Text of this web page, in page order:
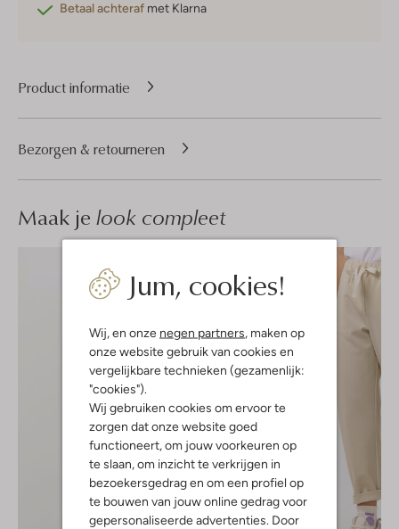
Jum, cookies!
Wij, en onze negen partners , maken op
onze website gebruik van cookies en
vergelijkbare technieken (gezamenlijk:
"cookies").
Wij gebruiken cookies om ervoor te
zorgen dat onze website goed
functioneert, om jouw voorkeuren op
te slaan, om inzicht te verkrijgen in
bezoekersgedrag en om een profiel op
te bouwen van jouw online gedrag voor
gepersonaliseerde advertenties. Door
Betaal achteraf met Klarna
Product informatie
Bezorgen & retourneren
Maak je look compleet